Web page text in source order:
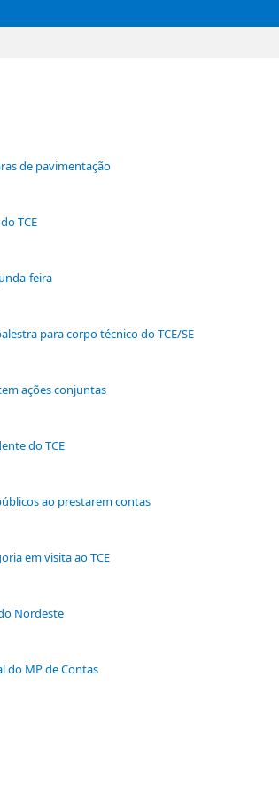
de pavimentação
TCE
feira
para corpo técnico do TCE/SE
ações conjuntas
do TCE
ao prestarem contas
em visita ao TCE
Nordeste
do MP de Contas